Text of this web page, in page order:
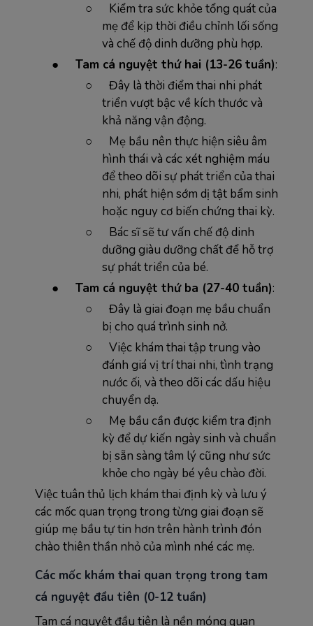
○
Kiểm tra sức khỏe tổng quát của
mẹ để kịp thời điều chỉnh lối sống
và chế độ dinh dưỡng phù hợp.
●
Tam cá nguyệt thứ hai (13-26 tuần):
○
Đây là thời điểm thai nhi phát
triển vượt bậc về kích thước và
khả năng vận động.
○
Mẹ bầu nên thực hiện siêu âm
hình thái và các xét nghiệm máu
để theo dõi sự phát triển của thai
nhi, phát hiện sớm dị tật bẩm sinh
hoặc nguy cơ biến chứng thai kỳ.
○
Bác sĩ sẽ tư vấn chế độ dinh
dưỡng giàu dưỡng chất để hỗ trợ
sự phát triển của bé.
●
Tam cá nguyệt thứ ba (27-40 tuần):
○
Đây là giai đoạn mẹ bầu chuẩn
bị cho quá trình sinh nở.
○
Việc khám thai tập trung vào
đánh giá vị trí thai nhi, tình trạng
nước ối, và theo dõi các dấu hiệu
chuyển dạ.
○
Mẹ bầu cần được kiểm tra định
kỳ để dự kiến ngày sinh và chuẩn
bị sẵn sàng tâm lý cũng như sức
khỏe cho ngày bé yêu chào đời.
Việc tuân thủ lịch khám thai định kỳ và lưu ý
các mốc quan trọng trong từng giai đoạn sẽ
giúp mẹ bầu tự tin hơn trên hành trình đón
chào thiên thần nhỏ của mình nhé các mẹ.
Các mốc khám thai quan trọng trong tam
cá nguyệt đầu tiên (0-12 tuần)
Tam cá nguyệt đầu tiên là nền móng quan